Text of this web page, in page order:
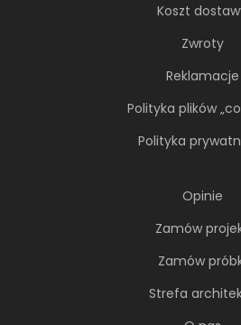
Soft minimalizm z
Koszt
Zwroty
Reklamacje
Polityka plików
Polityka
Opinie
Zamów
Zamów
Strefa